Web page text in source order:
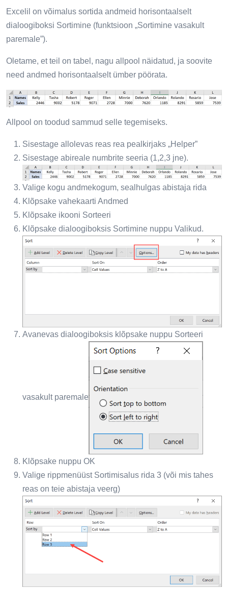
Excelil on võimalus sortida andmeid horisontaalselt
dialoogiboksi Sortimine (funktsioon „Sortimine vasakult
paremale”).
Oletame, et teil on tabel, nagu allpool näidatud, ja soovite
need andmed horisontaalselt ümber pöörata.
Allpool on toodud sammud selle tegemiseks.
Sisestage allolevas reas rea pealkirjaks „Helper”
Sisestage abireale numbrite seeria (1,2,3 jne).
Valige kogu andmekogum, sealhulgas abistaja rida
Klõpsake vahekaarti Andmed
Klõpsake ikooni Sorteeri
Klõpsake dialoogiboksis Sortimine nuppu Valikud.
Avanevas dialoogiboksis klõpsake nuppu Sorteeri
vasakult paremale
Klõpsake nuppu OK
Valige rippmenüüst Sortimisalus rida 3 (või mis tahes
reas on teie abistaja veerg)